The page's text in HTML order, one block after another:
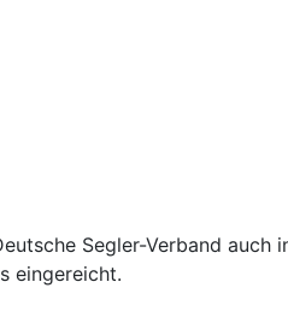
Segler-Verband auch
eingereicht.